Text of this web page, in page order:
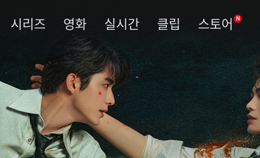
시리즈 영화 실시간 클립 스토어 N